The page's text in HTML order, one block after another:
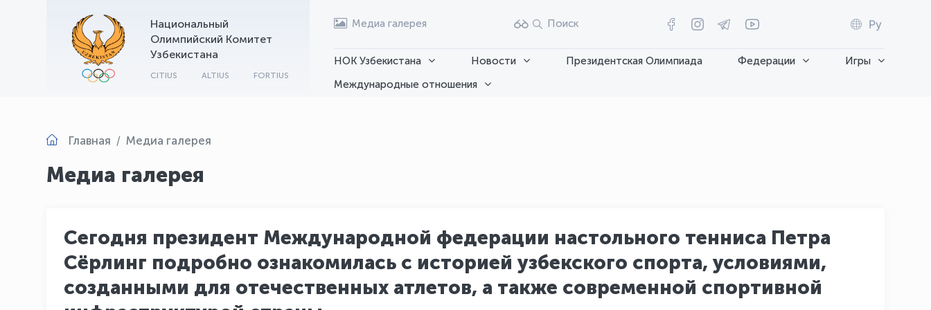
Национальный
Олимпийский Комитет
Узбекистана
CITIUS ALTIUS FORTIUS
Медиа галерея Поиск Ру
НОК Узбекистана Новости Президентская Олимпиада Федерации
Игры
Международные отношения
Главная Медиа галерея
Медиа галерея
Сегодня президент Международной федерации настольного тенниса Петра
Сёрлинг подробно ознакомилась с историей узбекского спорта, условиями,
созданными для отечественных атлетов, а также современной спортивной